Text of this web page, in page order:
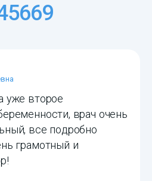
уже второе
врач очень
все подробно
грамотный и